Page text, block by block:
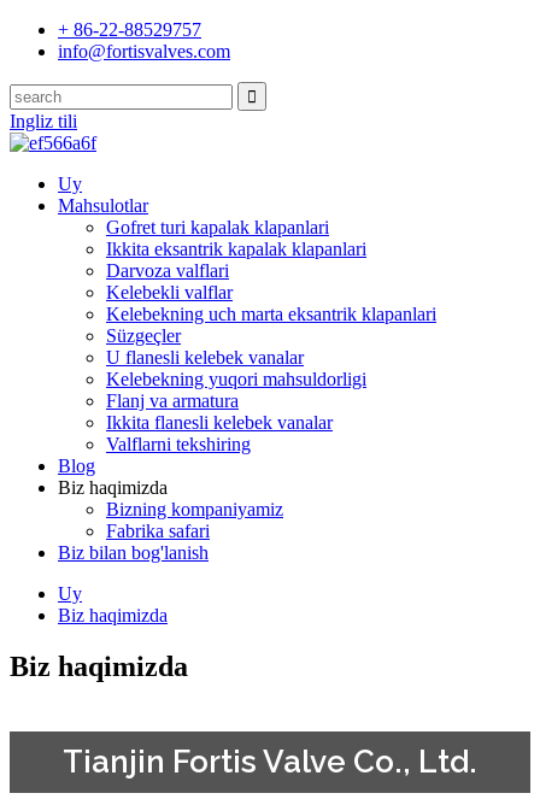
+ 86-22-88529757
info@fortisvalves.com
Ingliz tili
Uy
Mahsulotlar
Gofret turi kapalak klapanlari
Ikkita eksantrik kapalak klapanlari
Darvoza valflari
Kelebekli valflar
Kelebekning uch marta eksantrik klapanlari
Süzgeçler
U flanesli kelebek vanalar
Kelebekning yuqori mahsuldorligi
Flanj va armatura
Ikkita flanesli kelebek vanalar
Valflarni tekshiring
Blog
Biz haqimizda
Bizning kompaniyamiz
Fabrika safari
Biz bilan bog'lanish
Uy
Biz haqimizda
Biz haqimizda
Tianjin Fortis Valve Co., Ltd.